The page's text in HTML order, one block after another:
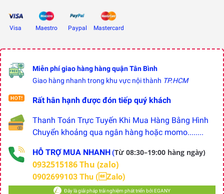
Visa Maestro Paypal Mastercard
Miễn phí giao hàng hàng quận Tân Bình
Giao hàng nhanh trong khu vực nội thành TP.HCM
Rất hân hạnh được đón tiếp quý khách
Thanh Toán Trực Tuyến Khi Mua Hàng Bằng Hình
Chuyển khoảng qua ngân hàng hoặc momo........
HỖ TRỢ MUA NHANH(Từ 08:30–19:00 hàng ngày)
0932515186 Thu (zalo)
0902699103 Thu (Zalo)
Đây là giải pháp trải nghiệm phát triển bởi EGANY